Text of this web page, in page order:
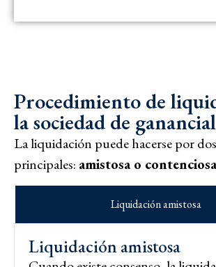
Procedimiento de
la sociedad de
La liquidación puede hacerse por
principales: amistosa o contenciosa
Liquidación amistosa
Liquidación amistosa